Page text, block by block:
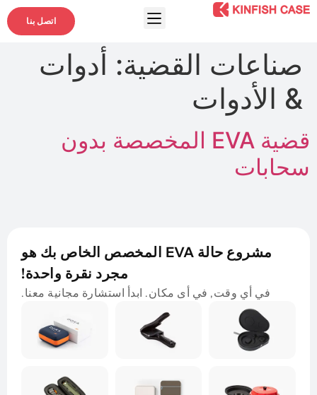
اتصل بنا
صناعات القضية: أدوات
& الأدوات
قضية EVA المخصصة بدون
سحابات
مشروع حالة EVA المخصص الخاص بك هو
مجرد نقرة واحدة!
في أي وقت, في أى مكان. ابدأ استشارة مجانية معنا.